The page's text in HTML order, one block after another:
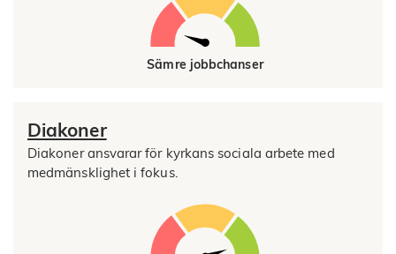
Sämre jobbchanser
Diakoner
Diakoner ansvarar för kyrkans sociala arbete med
medmänsklighet i fokus.